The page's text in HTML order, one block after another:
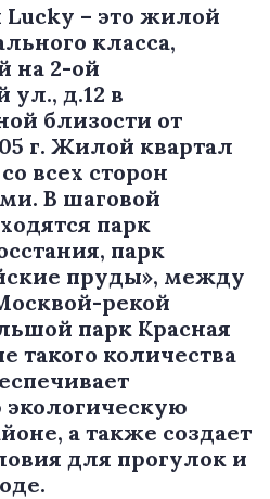
– это жилой
класса,
на 2-ой
ул., д.12 в
близости от
г. Жилой квартал
всех сторон
В шаговой
парк
парк
пруды», между
рекой
парк Красная
такого количества
а также создает
для прогулок и